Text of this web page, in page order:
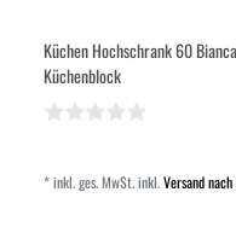
Küchen Hochschrank 60
Küchenblock
*inkl. ges. MwSt.inkl.Versand nach